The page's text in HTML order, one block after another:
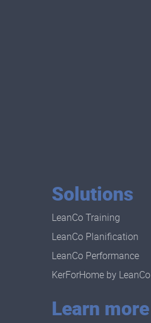
Solutions
LeanCo Training
LeanCo Planification
LeanCo Performance
KerForHome by LeanCo
Learn more